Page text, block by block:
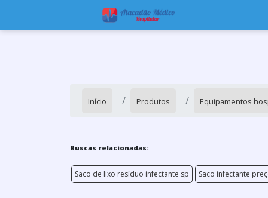
Início Produtos Equipamentos
Buscas relacionadas:
Saco de lixo resíduo infectante sp Saco infectante